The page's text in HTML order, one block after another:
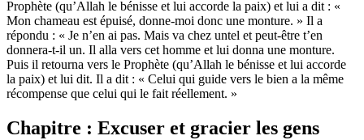
Prophète (qu’Allah le bénisse et lui accorde la paix) et lui a dit : «
Mon chameau est épuisé, donne-moi donc une monture. » Il a
répondu : « Je n’en ai pas. Mais va chez untel et peut-être t’en
donnera-t-il un. Il alla vers cet homme et lui donna une monture.
Puis il retourna vers le Prophète (qu’Allah le bénisse et lui accorde
la paix) et lui dit. Il a dit : « Celui qui guide vers le bien a la même
récompense que celui qui le fait réellement. »
Chapitre : Excuser et gracier les gens